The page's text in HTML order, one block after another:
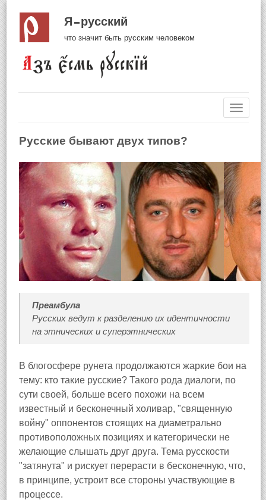
Я русский
что значит быть русским человеком
Русские бывают двух типов?
Преамбула
Русских ведут к разделению их идентичности
на этнических и суперэтнических
В блогосфере рунета продолжаются жаркие бои на
тему: кто такие русские? Такого рода диалоги, по
сути своей, больше всего похожи на всем
известный и бесконечный холивар, "священную
войну" оппонентов стоящих на диаметрально
противоположных позициях и категорически не
желающие слышать друг друга. Тема русскости
"затянута" и рискует перерасти в бесконечную, что,
в принципе, устроит все стороны участвующие в
процессе.